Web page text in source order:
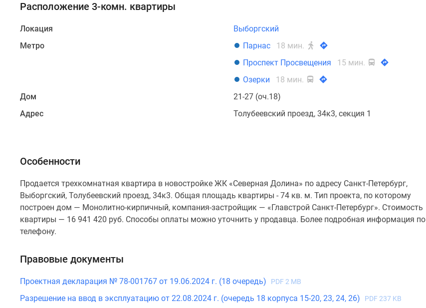
Расположение 3-комн. квартиры
Локация
Выборгский
Метро
Парнас
18 мин.
Проспект Просвещения
15 мин.
Озерки
18 мин.
Дом
21-27 (оч.18)
Адрес
Толубеевский проезд, 34к3, секция 1
Особенности
Продается трехкомнатная квартира в новостройке ЖК «Северная Долина» по адресу Санкт-Петербург,
Выборгский, Толубеевский проезд, 34к3. Общая площадь квартиры - 74 кв. м. Тип проекта, по которому
построен дом — Монолитно-кирпичный, компания-застройщик — «Главстрой Санкт-Петербург». Стоимость
квартиры — 16 941 420 руб. Способы оплаты можно уточнить у продавца. Более подробная информация по
телефону.
Правовые документы
Проектная декларация № 78-001767 от 19.06.2024 г. (18 очередь) PDF 2 MB
Разрешение на ввод в эксплуатацию от 22.08.2024 г. (очередь 18 корпуса 15-20, 23, 24, 26) PDF 237 KB